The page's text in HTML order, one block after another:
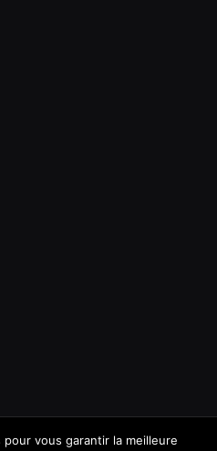
vous garantir la meilleure